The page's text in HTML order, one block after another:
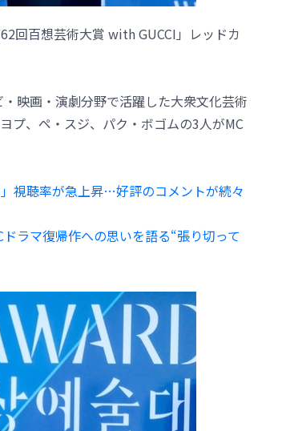
回百想芸術大賞 with GUCCI」レッドカ
映画・演劇分野で活躍した大衆文化芸術
プ、ペ・スジ、パク・ボゴムの3人がMC
視聴率が急上昇…好評のコメントが続々
ラマ復帰作への思いを語る“張り切って